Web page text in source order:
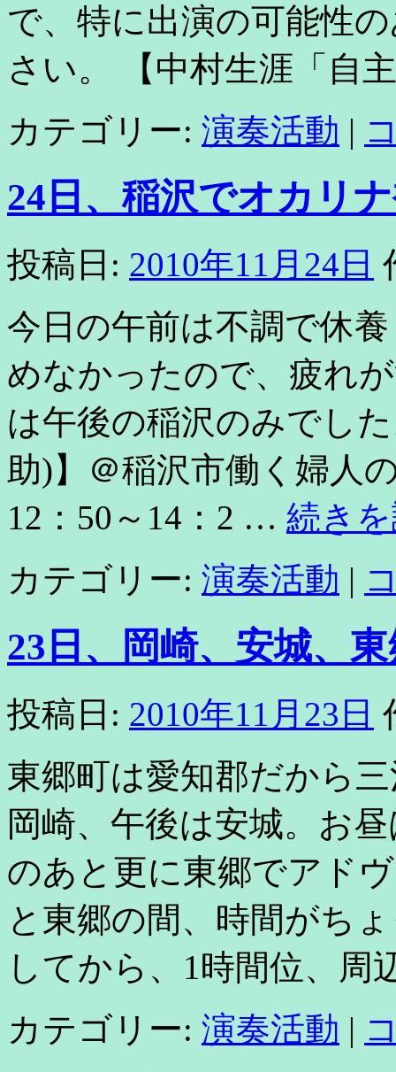
で、特に出演の可能性
さい。 【中村生涯「自
カテゴリー: 演奏活動 |
24日、稲沢でオカリ
投稿日: 2010年11月24日
今日の午前は不調で休
めなかったので、疲れ
は午後の稲沢のみでし
助)】＠稲沢市働く婦人
12：50～14：2 … 続き
カテゴリー: 演奏活動 |
23日、岡崎、安城、
投稿日: 2010年11月23日
東郷町は愛知郡だから
岡崎、午後は安城。お
のあと更に東郷でアド
と東郷の間、時間がち
してから、1時間位、
カテゴリー: 演奏活動 |